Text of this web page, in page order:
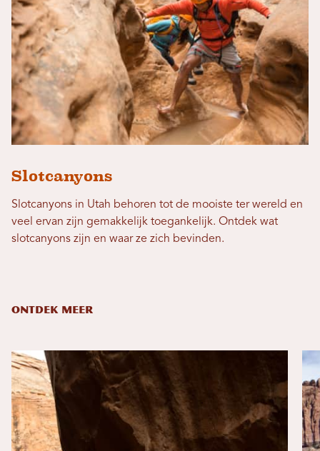
Slotcanyons
Slotcanyons in Utah behoren tot de mooiste ter wereld en
veel ervan zijn gemakkelijk toegankelijk. Ontdek wat
slotcanyons zijn en waar ze zich bevinden.
ONTDEK MEER